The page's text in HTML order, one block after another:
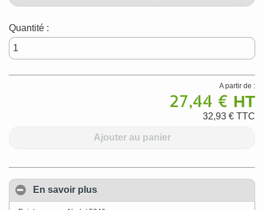
Quantité :
A partir de :
27,44 € HT
32,93 € TTC
Ajouter au panier
En savoir plus